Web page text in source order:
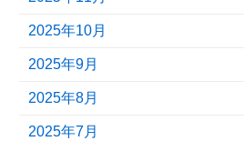
2025年10月
2025年9月
2025年8月
2025年7月